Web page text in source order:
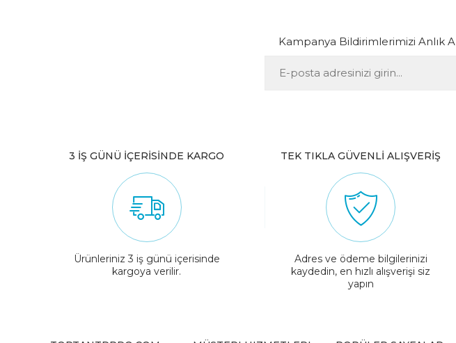
Kampanya Bildirimlerimizi Anlık
3 İŞ GÜNÜ İÇERİSİNDE KARGO
Ürünleriniz 3 iş günü içerisinde
kargoya verilir.
TEK TIKLA GÜVENLİ ALIŞVERİŞ
Adres ve ödeme bilgilerinizi
kaydedin, en hızlı alışverişi siz
yapın